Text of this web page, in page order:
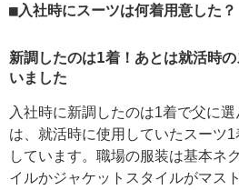
入社時にスーツは何着用意した？
新調したのは1着！あとは就活時
いました
入社時に新調したのは1着で父に
は、就活時に使用していたスーツ
しています。職場の服装は基本ネ
イルかジャケットスタイルがマス